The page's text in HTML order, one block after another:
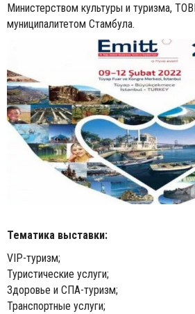
Министерством культуры и туризма,
муниципалитетом Стамбула.
Тематика выставки:
VIP-туризм;
Туристические услуги;
Здоровье и СПА-туризм;
Транспортные услуги;